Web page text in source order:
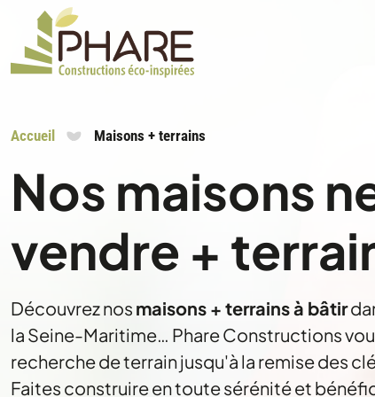
Accueil Maisons + terrains
Nos maisons
vendre +
Découvrez nos maisons + terrains à bâtir
la Seine-Maritime… Phare Constructions
recherche de terrain jusqu'à la remise des
Faites construire en toute sérénité et